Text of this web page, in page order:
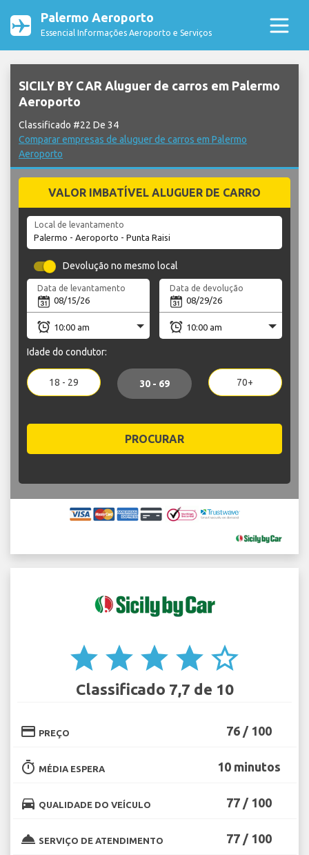
Palermo Aeroporto
Essencial Informações Aeroporto e Serviços
SICILY BY CAR Aluguer de carros em Palermo
Aeroporto
Classificado #22 De 34
Comparar empresas de aluguer de carros em Palermo
Aeroporto
VALOR IMBATÍVEL ALUGUER DE CARRO
Local de levantamento
Devolução no mesmo local
Data de levantamento Data de devolução
Idade do condutor:
18 - 29 30 - 69 70+
PROCURAR
star star star star star_border
Classificado 7,7 de 10
credit_card PREÇO 76 / 100
timer MÉDIA ESPERA 10 minutos
directions_car QUALIDADE DO VEÍCULO 77 / 100
room_service SERVIÇO DE ATENDIMENTO 77 / 100